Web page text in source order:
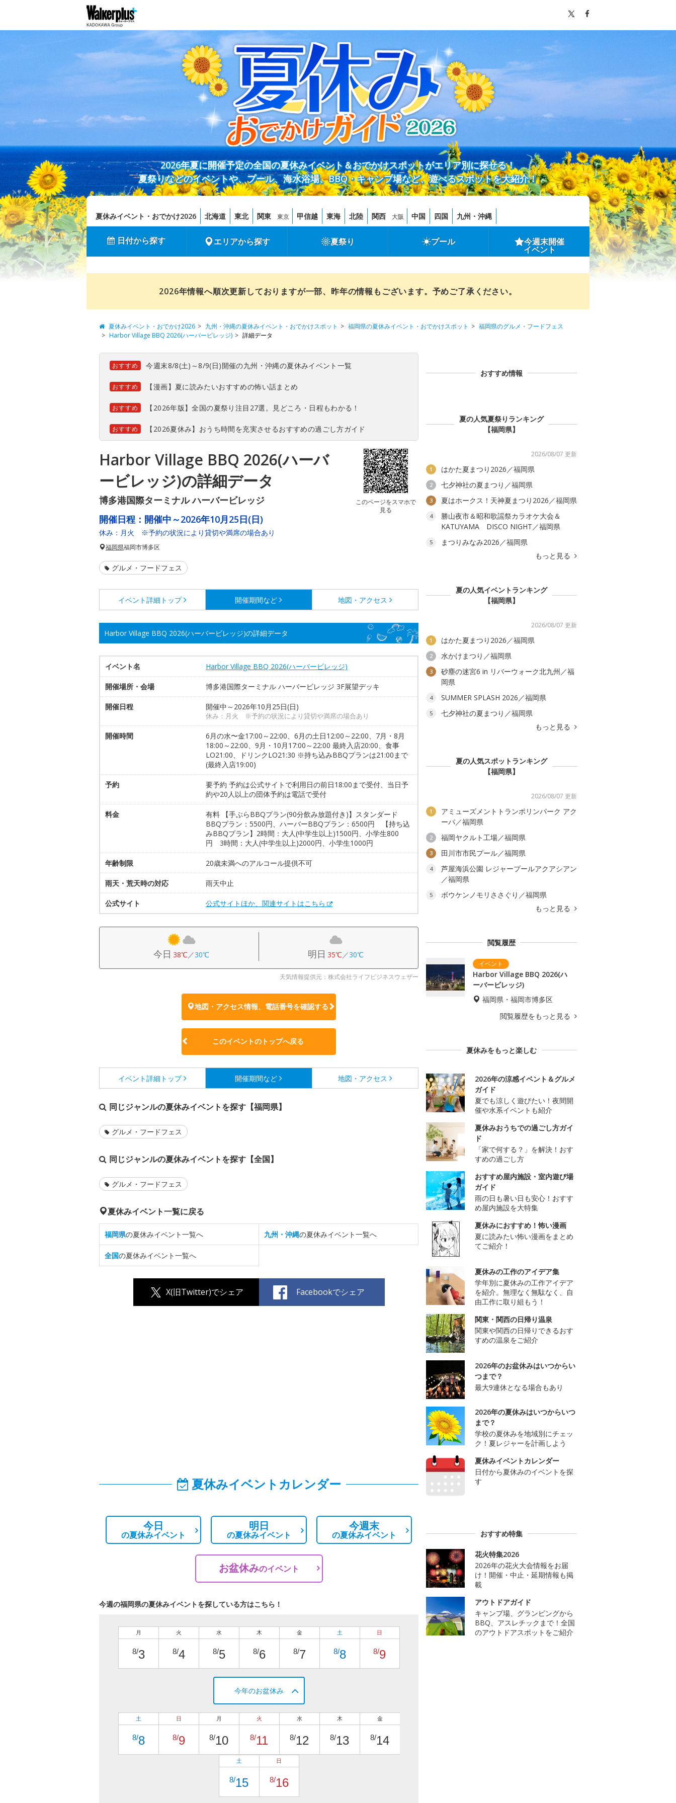
2026年夏に開催予定の全国の夏休みイベント＆おでかけスポットがエリア別に探せる！
夏祭りなどのイベントや、プール、海水浴場、BBQ・キャンプ場など、遊べるスポットを大紹介！
夏休みイベント・おでかけ2026 北海道 東北 関東 東京 甲信越 東海 北陸 関西 大阪 中国 四国 九州・沖縄
日付から探す エリアから探す 夏祭り プール 今週末開催
イベント
2026年情報へ順次更新しておりますが一部、昨年の情報もございます。予めご了承ください。
夏休みイベント・おでかけ2026 九州・沖縄の夏休みイベント・おでかけスポット 福岡県の夏休みイベント・おでかけスポット
福岡県のグルメ・フードフェス
Harbor Village BBQ 2026(ハーバービレッジ)
詳細データ
おすすめ 今週末8/8(土)～8/9(日)開催の九州・沖縄の夏休みイベント一覧
おすすめ 【漫画】夏に読みたいおすすめの怖い話まとめ
おすすめ 【2026年版】全国の夏祭り注目27選。見どころ・日程もわかる！
おすすめ 【2026夏休み】おうち時間を充実させるおすすめの過ごし方ガイド
Harbor Village BBQ 2026(ハーバ
ービレッジ)の詳細データ
博多港国際ターミナル ハーバービレッジ
このページをスマホで
見る
開催日程： 開催中～2026年10月25日(日)
休み：月火 ※予約の状況により貸切や満席の場合あり
福岡県福岡市博多区
グルメ・フードフェス
イベント詳細 トップ 開催期間など 地図・アクセス
Harbor Village BBQ 2026(ハーバービレッジ)の詳細データ
イベント名 Harbor Village BBQ 2026(ハーバービレッジ)
開催場所・会場 博多港国際ターミナル ハーバービレッジ 3F展望デッキ
開催日程 開催中～2026年10月25日(日)
休み：月火 ※予約の状況により貸切や満席の場合あり
開催時間
6月の水〜金17:00～22:00、6月の土日12:00～22:00、7月・8月
18:00～22:00、9月・10月17:00～22:00 最終入店20:00、食事
LO21:00、ドリンクLO21:30 ※持ち込みBBQプランは21:00まで
(最終入店19:00)
予約
要予約 予約は公式サイトで利用日の前日18:00まで受付、当日予
約や20人以上の団体予約は電話で受付
料金
有料 【手ぶらBBQプラン(90分飲み放題付き)】スタンダード
BBQプラン：5500円、ハーバーBBQプラン：6500円 【持ち込
みBBQプラン】2時間：大人(中学生以上)1500円、小学生800
円 3時間：大人(中学生以上)2000円、小学生1000円
年齢制限 20歳未満へのアルコール提供不可
雨天・荒天時の対応 雨天中止
公式サイト 公式サイトほか、関連サイトはこちら
今日 38℃／30℃ 明日 35℃／30℃
天気情報提供元：株式会社ライフビジネスウェザー
地図・アクセス情報、電話番号を確認する
このイベントのトップへ戻る
イベント詳細 トップ 開催期間など 地図・アクセス
同じジャンルの夏休みイベントを探す【福岡県】
グルメ・フードフェス
同じジャンルの夏休みイベントを探す【全国】
グルメ・フードフェス
夏休みイベント一覧に戻る
福岡県の夏休みイベント一覧へ 九州・沖縄の夏休みイベント一覧へ
全国の夏休みイベント一覧へ
X(旧Twitter)でシェア Facebookでシェア
夏休みイベントカレンダー
今日
の夏休みイベント
明日
の夏休みイベント
今週末
の夏休みイベント
お盆休みのイベント
今週の福岡県の夏休みイベントを探している方はこちら！
月
8/3
火
8/4
水
8/5
木
8/6
金
8/7
土
8/8
日
8/9
今年のお盆休み
土
8/8
日
8/9
月
8/10
火
8/11
水
8/12
木
8/13
金
8/14
土
8/15
日
8/16
おすすめ情報
夏の人気夏祭りランキング
【福岡県】
2026/08/07 更新
1 はかた夏まつり2026／福岡県
2 七夕神社の夏まつり／福岡県
3 夏はホークス！天神夏まつり2026／福岡県
4
勝山夜市＆昭和歌謡祭カラオケ大会＆
KATUYAMA DISCO NIGHT／福岡県
5
まつりみなみ2026／福岡県
もっと見る
夏の人気イベントランキング
【福岡県】
2026/08/07 更新
1 はかた夏まつり2026／福岡県
2 水かけまつり／福岡県
3
砂塵の迷宮6 in リバーウォーク北九州／福
岡県
4 SUMMER SPLASH 2026／福岡県
5
七夕神社の夏まつり／福岡県
もっと見る
夏の人気スポットランキング
【福岡県】
2026/08/07 更新
1
アミューズメントトランポリンパーク アク
ーパ／福岡県
2 福岡ヤクルト工場／福岡県
3 田川市市民プール／福岡県
4
芦屋海浜公園 レジャープールアクアシアン
／福岡県
5
ボウケンノモリささぐり／福岡県
もっと見る
閲覧履歴
Harbor Village BBQ 2026(ハ
ーバービレッジ)
福岡県・福岡市博多区
閲覧履歴をもっと見る
夏休みをもっと楽しむ
2026年の涼感イベント＆グルメ
ガイド
夏でも涼しく遊びたい！夜間開
催や水系イベントも紹介
夏休みおうちでの過ごし方ガイ
ド
「家で何する？」を解決！おす
すめの過ごし方
おすすめ屋内施設・室内遊び場
ガイド
雨の日も暑い日も安心！おすす
め屋内施設を大特集
夏休みにおすすめ！怖い漫画
夏に読みたい怖い漫画をまとめ
てご紹介！
夏休みの工作のアイデア集
学年別に夏休みの工作アイデア
を紹介。無理なく無駄なく、自
由工作に取り組もう！
関東・関西の日帰り温泉
関東や関西の日帰りできるおす
すめの温泉をご紹介
2026年のお盆休みはいつからい
つまで？
最大9連休となる場合もあり
2026年の夏休みはいつからいつ
まで？
学校の夏休みを地域別にチェッ
ク！夏レジャーを計画しよう
夏休みイベントカレンダー
日付から夏休みのイベントを探
す
おすすめ特集
花火特集2026
2026年の花火大会情報をお届
け！開催・中止・延期情報も掲
載
アウトドアガイド
キャンプ場、グランピングから
BBQ、アスレチックまで！全国
のアウトドアスポットをご紹介